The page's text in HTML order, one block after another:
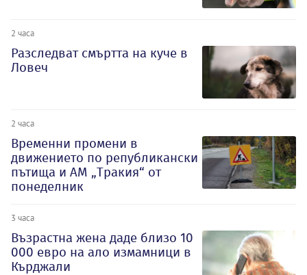
2 часа
Разследват смъртта на куче в
Ловеч
2 часа
Временни промени в
движението по републикански
пътища и АМ „Тракия“ от
понеделник
3 часа
Възрастна жена даде близо 10
000 евро на ало измамници в
Кърджали